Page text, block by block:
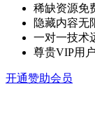
稀缺资源免
隐藏内容无
一对一技术
尊贵VIP用
开通赞助会员